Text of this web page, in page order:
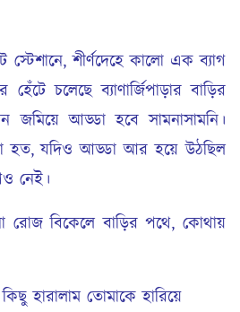
স্টেশানে, শীর্ণদেহে কালো এক ব্যাগ
চলেছে ব্যাণার্জিপাড়ার বাড়ির
আড্ডা হবে সামনাসামনি।
হত, যদিও আড্ডা আর হয়ে উঠছিল
নেই।
রোজ বিকেলে বাড়ির পথে, কোথায়
হারালাম তোমাকে হারিয়ে